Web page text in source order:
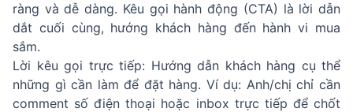
ràng và dễ dàng. Kêu gọi hành động (CTA) là lời dẫn
dắt cuối cùng, hướng khách hàng đến hành vi mua
sắm.
Lời kêu gọi trực tiếp: Hướng dẫn khách hàng cụ thể
những gì cần làm để đặt hàng. Ví dụ: Anh/chị chỉ cần
comment số điện thoại hoặc inbox trực tiếp để chốt